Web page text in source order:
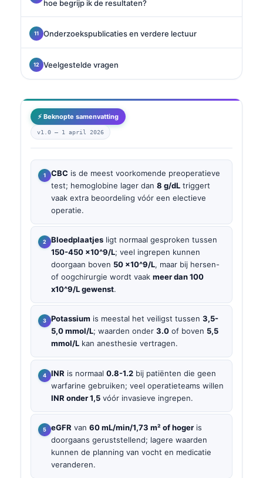
hoe begrijp ik de resultaten?
Onderzoekspublicaties en verdere lectuur
Veelgestelde vragen
⚡ Beknopte samenvatting
v1.0 — 1 april 2026
CBC is de meest voorkomende preoperatieve
test; hemoglobine lager dan 8 g/dL triggert
vaak extra beoordeling vóór een electieve
operatie.
Bloedplaatjes ligt normaal gesproken tussen
150-450 x10^9/L; veel ingrepen kunnen
doorgaan boven 50 x10^9/L, maar bij hersen-
of oogchirurgie wordt vaak meer dan 100
x10^9/L gewenst.
Potassium is meestal het veiligst tussen 3,5-
5,0 mmol/L; waarden onder 3.0 of boven 5,5
mmol/L kan anesthesie vertragen.
INR is normaal 0.8-1.2 bij patiënten die geen
warfarine gebruiken; veel operatieteams willen
INR onder 1,5 vóór invasieve ingrepen.
eGFR van 60 mL/min/1,73 m² of hoger is
doorgaans geruststellend; lagere waarden
kunnen de planning van vocht en medicatie
veranderen.